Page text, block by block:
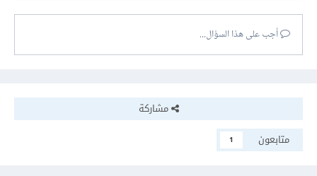
لقائاته مع وائل الأبراشي في برنامج العاشرة مساء وقد قال ان كل ما
يكتب في الكتب المدرسيه ما هو الا كذب كبير وقد توفي الملك
فاروق وأبنه يبلغ من العمر 13 عاما و ليته يعود لحكم مصر مرة
أجب على هذا السؤال...
مشاركة
متابعون
1